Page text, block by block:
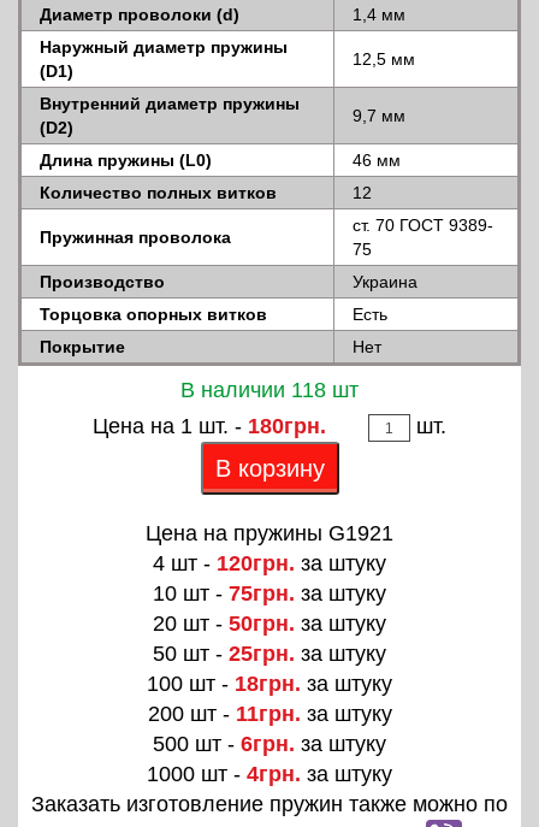
Диаметр проволоки (d)
1,4 мм
Наружный диаметр пружины
(D1)
12,5 мм
Внутренний диаметр пружины
(D2)
9,7 мм
Длина пружины (L0)
46 мм
Количество полных витков
12
Пружинная проволока
ст. 70 ГОСТ 9389-
75
Производство
Украина
Торцовка опорных витков
Есть
Покрытие
Нет
В наличии 118 шт
Цена на 1 шт. - 180грн. шт.
В корзину
Цена на пружины G1921
4 шт - 120грн. за штуку
10 шт - 75грн. за штуку
20 шт - 50грн. за штуку
50 шт - 25грн. за штуку
100 шт - 18грн. за штуку
200 шт - 11грн. за штуку
500 шт - 6грн. за штуку
1000 шт - 4грн. за штуку
Заказать изготовление пружин также можно по